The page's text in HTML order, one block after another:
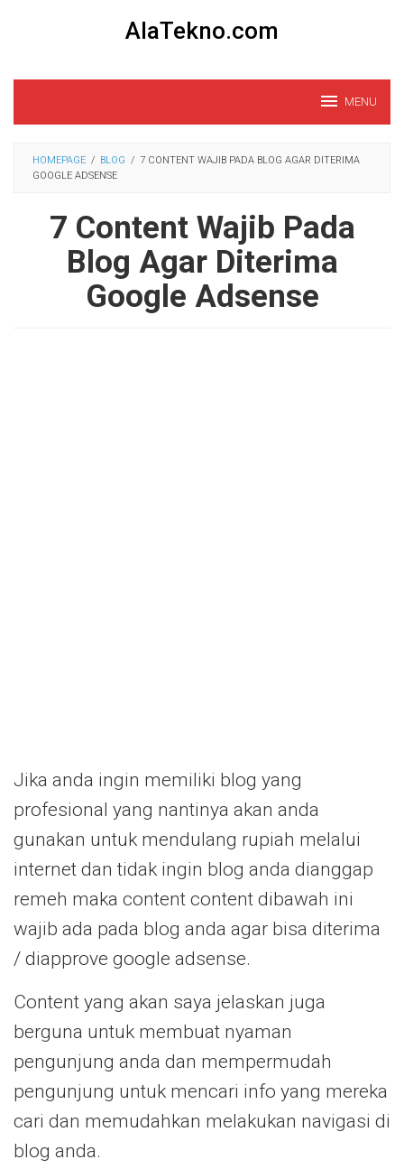
AlaTekno.com
MENU
HOMEPAGE / BLOG / 7 CONTENT WAJIB PADA BLOG AGAR DITERIMA
GOOGLE ADSENSE
7 Content Wajib Pada
Blog Agar Diterima
Google Adsense
Jika anda ingin memiliki blog yang
profesional yang nantinya akan anda
gunakan untuk mendulang rupiah melalui
internet dan tidak ingin blog anda dianggap
remeh maka content content dibawah ini
wajib ada pada blog anda agar bisa diterima
/ diapprove google adsense.
Content yang akan saya jelaskan juga
berguna untuk membuat nyaman
pengunjung anda dan mempermudah
pengunjung untuk mencari info yang mereka
cari dan memudahkan melakukan navigasi di
blog anda.